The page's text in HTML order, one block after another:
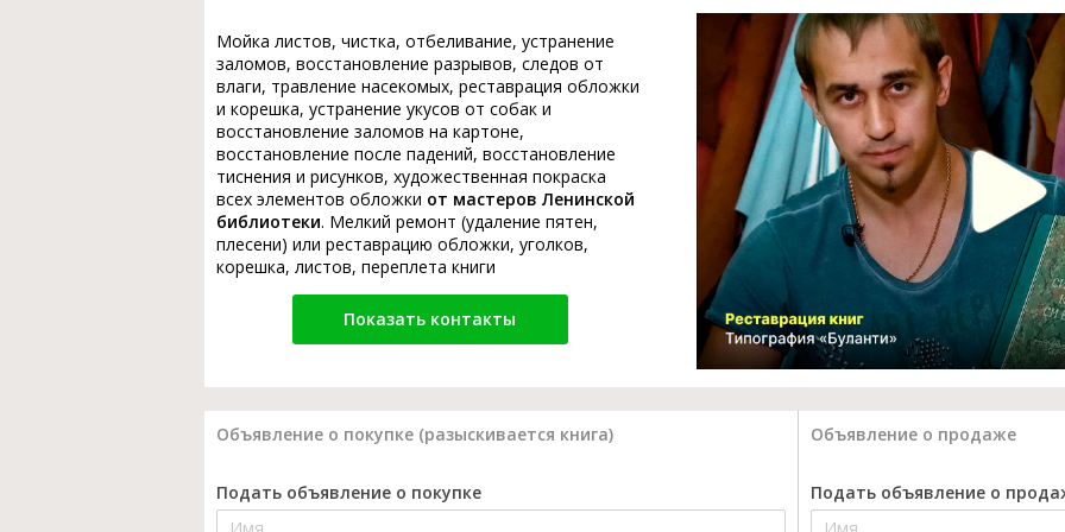
Мойка листов, чистка, отбеливание, устранение
заломов, восстановление разрывов, следов от
влаги, травление насекомых, реставрация обложки
и корешка, устранение укусов от собак и
восстановление заломов на картоне,
восстановление после падений, восстановление
тиснения и рисунков, художественная покраска
всех элементов обложки от мастеров Ленинской
библиотеки. Мелкий ремонт (удаление пятен,
плесени) или реставрацию обложки, уголков,
корешка, листов, переплета книги
Показать контакты
Объявление о покупке (разыскивается книга) Объявление о продаже
Подать объявление о покупке Подать объявление о